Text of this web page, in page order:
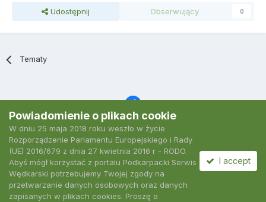
Udostępnij Obserwujący 0
Tematy
Język Polityka prywatności Kontakt
2007-2026 Podkarpacki Serwis Wędkarski
Powiadomienie o plikach cookie
W dniu 25 maja 2018 roku weszło w życie
Rozporządzenie Parlamentu Europejskiego i Rady
(UE) 2016/679 z dnia 27 kwietnia 2016 r - RODO.
Abyś mógł korzystać z portalu Podkarpacki Serwis
Wędkarski potrzebujemy Twojej zgody na
przetwarzanie danych osobowych oraz danych
zapisanych w plikach cookies. Proszę o
I accept